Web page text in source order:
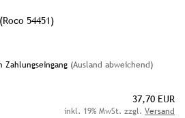
54451)
Zahlungseingang (Ausland abweichend)
37,70 EUR
inkl. 19% MwSt. zzgl. Versand